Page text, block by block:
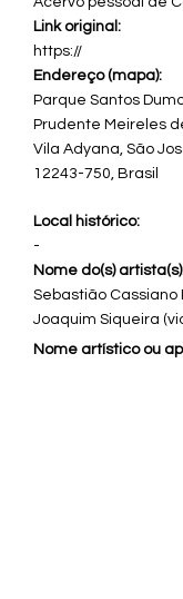
Link original:
https://
Endereço (mapa):
Parque Santos
Prudente Meireles
Vila Adyana, São
12243-750, Brasil
Local histórico:
-
Nome do(s)
Sebastião Cassiano
Joaquim Siqueira
Nome artístico ou